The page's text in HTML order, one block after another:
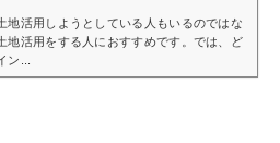
地活用しようとしている人もいるのではな
地活用をする人におすすめです。では、ど
ン...